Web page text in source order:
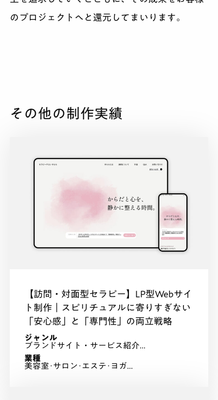
のプロジェクトへと還元してまいります。
その他の制作実績
【訪問・対面型セラピー】LP型Webサイ
ト制作｜スピリチュアルに寄りすぎない
「安心感」と「専門性」の両立戦略
ジャンル
ブランドサイト・サービス紹介...
業種
美容室･サロン･エステ･ヨガ...